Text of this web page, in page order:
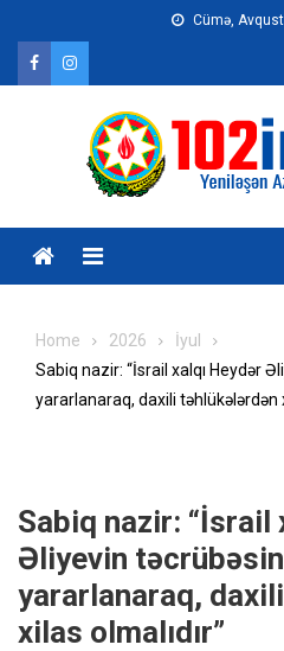
content
Cümə,
Home 2026
İyul
Sabiq nazir: “İsrail xalqı Heydər
yararlanaraq, daxili təhlükələrdən
Sabiq nazir: “İsrail
Əliyevin
yararlanaraq,
xilas olmalıdır”